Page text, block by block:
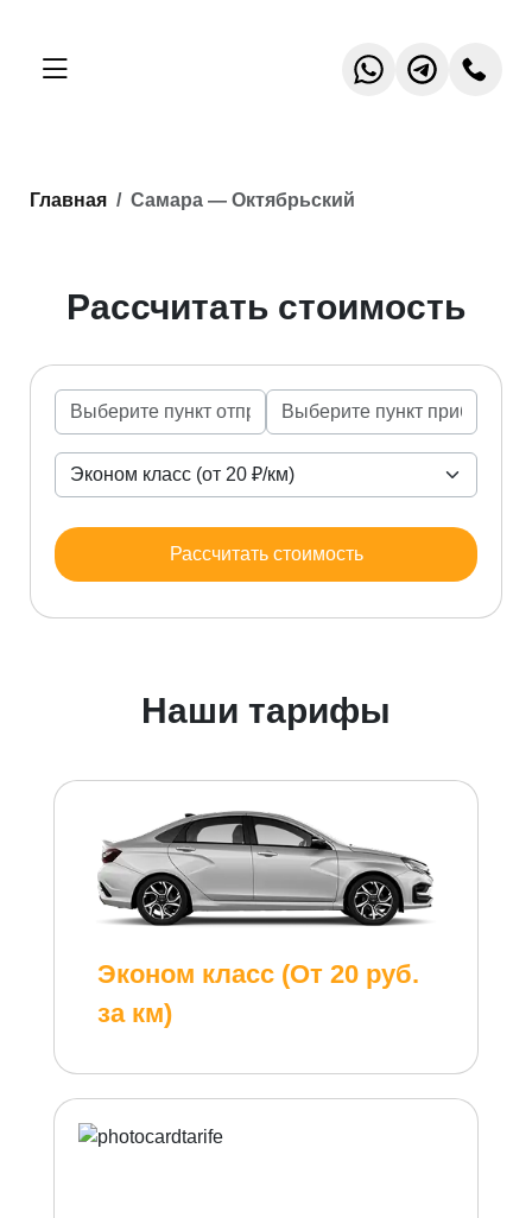
Главная Самара — Октябрьский
Рассчитать стоимость
Рассчитать стоимость
Наши тарифы
Эконом класс (От 20 руб.
за км)